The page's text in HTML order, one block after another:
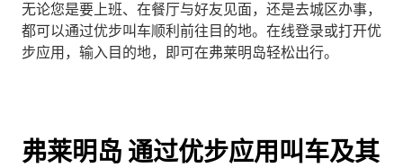
无论您是要上班、在餐厅与好友见面，还是去城区办事，
都可以通过优步叫车顺利前往目的地。在线登录或打开优
步应用，输入目的地，即可在弗莱明岛轻松出行。
弗莱明岛 通过优步应用叫车及其